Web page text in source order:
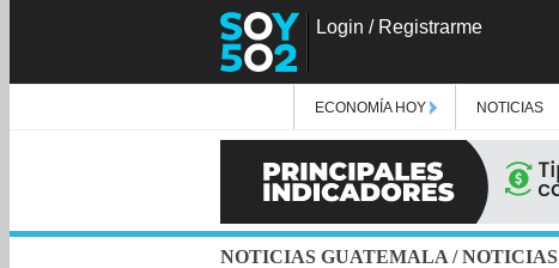
Login / Registrarme
ECONOMÍA HOY NOTICIAS
NOTICIAS GUATEMALA /NOTICIAS